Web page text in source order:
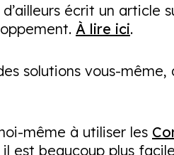
écrit un article
À lire ici.
solutions vous-
même à utiliser les
est beaucoup plus